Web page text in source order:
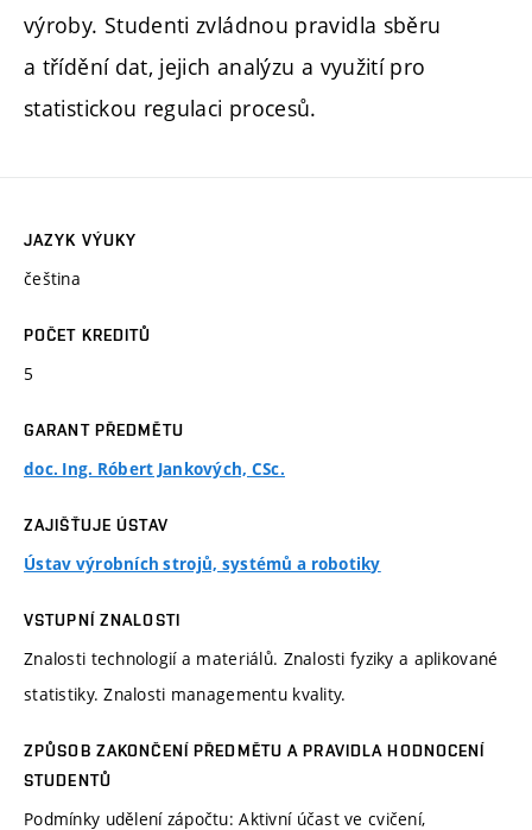
výroby. Studenti zvládnou pravidla sběru
a třídění dat, jejich analýzu a využití pro
statistickou regulaci procesů.
JAZYK VÝUKY
čeština
POČET KREDITŮ
5
GARANT PŘEDMĚTU
doc. Ing. Róbert Jankových, CSc.
ZAJIŠŤUJE ÚSTAV
Ústav výrobních strojů, systémů a robotiky
VSTUPNÍ ZNALOSTI
Znalosti technologií a materiálů. Znalosti fyziky a aplikované
statistiky. Znalosti managementu kvality.
ZPŮSOB ZAKONČENÍ PŘEDMĚTU A PRAVIDLA HODNOCENÍ
STUDENTŮ
Podmínky udělení zápočtu: Aktivní účast ve cvičení,